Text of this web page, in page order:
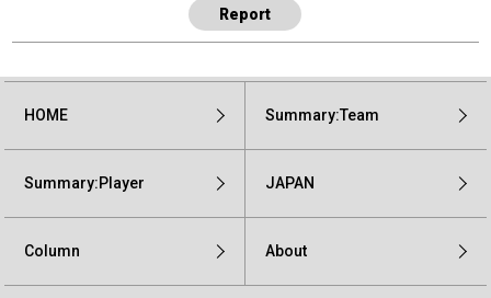
Report
HOME Summary:Team
Summary:Player JAPAN
Column About